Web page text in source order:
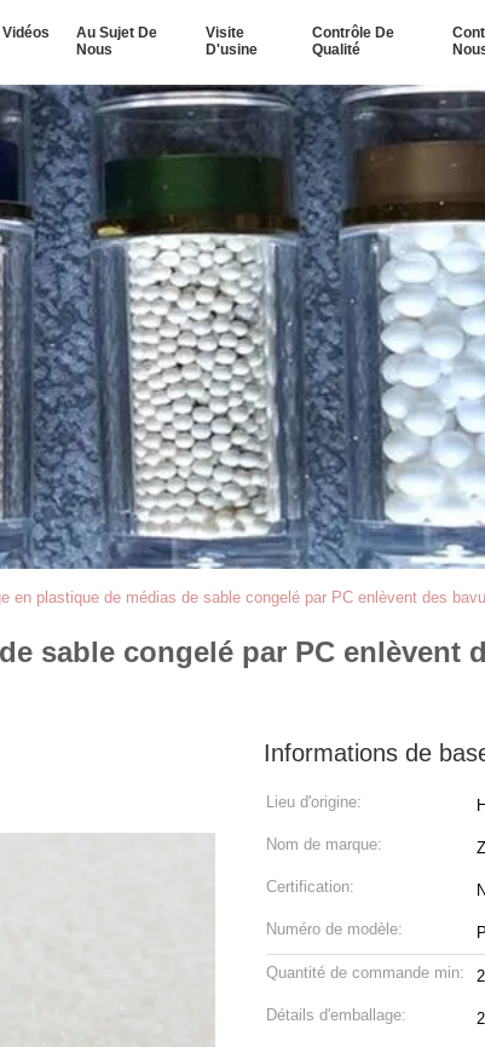
Vidéos
Au Sujet De
Nous
Visite
D'usine
Contrôle De
Qualité
en plastique de médias de sable congelé par PC enlèvent des
sable congelé par PC enlèvent
Informations de
Lieu d'origine:
Nom de marque:
Certification:
Numéro de modèle:
Quantité de commande min:
Détails d'emballage: